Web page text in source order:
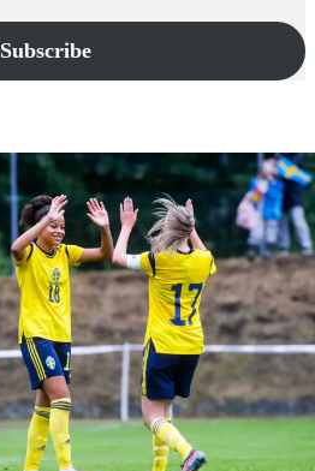
Subscribe